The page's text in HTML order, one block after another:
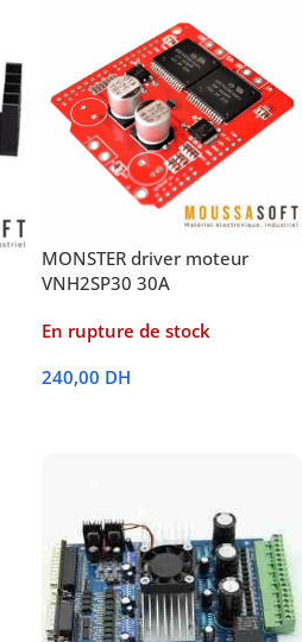
MONSTER driver moteur
VNH2SP30 30A
En rupture de stock
240,00 DH